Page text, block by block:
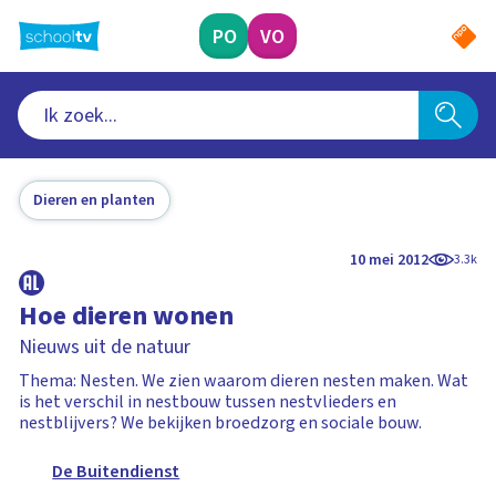
naar
hoofdinhoud
PO VO
Dieren en planten
10 mei 2012 3.3k
Hoe dieren wonen
Nieuws uit de natuur
Thema: Nesten. We zien waarom dieren nesten maken. Wat
is het verschil in nestbouw tussen nestvlieders en
nestblijvers? We bekijken broedzorg en sociale bouw.
De Buitendienst